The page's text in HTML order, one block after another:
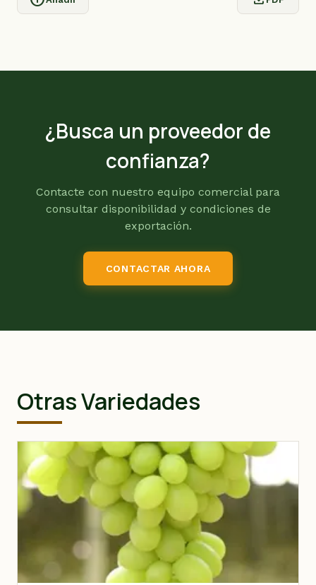
¿Busca un proveedor de
confianza?
Contacte con nuestro equipo comercial para
consultar disponibilidad y condiciones de
exportación.
CONTACTAR AHORA
Otras Variedades